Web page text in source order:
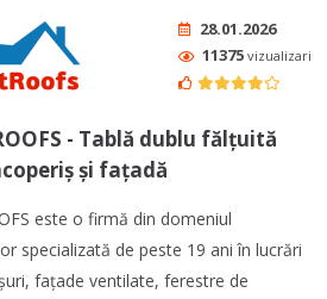
28.01.2026
11375 vizualizari
- Tablă dublu fălțuită
și fațadă
este o firmă din domeniul
specializată de peste 19 ani în lucrări
faţade ventilate, ferestre de